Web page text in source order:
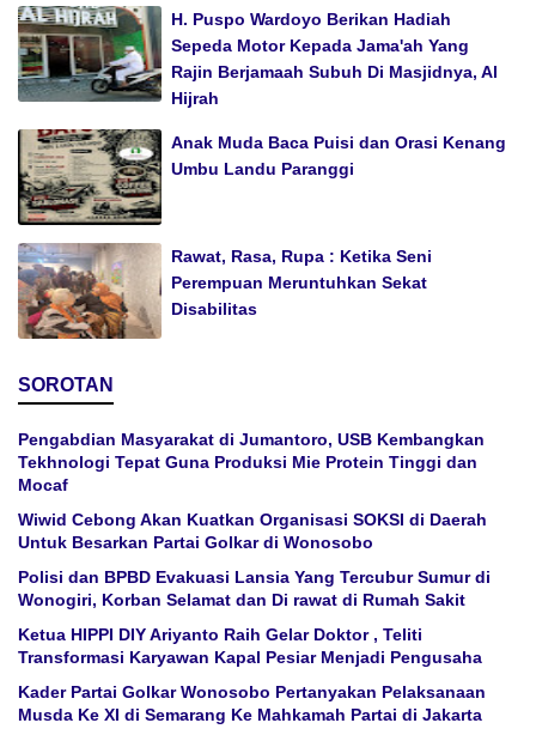
H. Puspo Wardoyo Berikan Hadiah
Sepeda Motor Kepada Jama'ah Yang
Rajin Berjamaah Subuh Di Masjidnya, Al
Hijrah
Anak Muda Baca Puisi dan Orasi Kenang
Umbu Landu Paranggi
Rawat, Rasa, Rupa : Ketika Seni
Perempuan Meruntuhkan Sekat
Disabilitas
SOROTAN
Pengabdian Masyarakat di Jumantoro, USB Kembangkan
Tekhnologi Tepat Guna Produksi Mie Protein Tinggi dan
Mocaf
Wiwid Cebong Akan Kuatkan Organisasi SOKSI di Daerah
Untuk Besarkan Partai Golkar di Wonosobo
Polisi dan BPBD Evakuasi Lansia Yang Tercubur Sumur di
Wonogiri, Korban Selamat dan Di rawat di Rumah Sakit
Ketua HIPPI DIY Ariyanto Raih Gelar Doktor , Teliti
Transformasi Karyawan Kapal Pesiar Menjadi Pengusaha
Kader Partai Golkar Wonosobo Pertanyakan Pelaksanaan
Musda Ke XI di Semarang Ke Mahkamah Partai di Jakarta